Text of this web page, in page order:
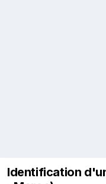
Identification